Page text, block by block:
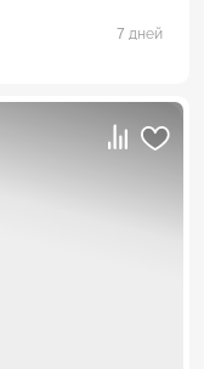
7 дней